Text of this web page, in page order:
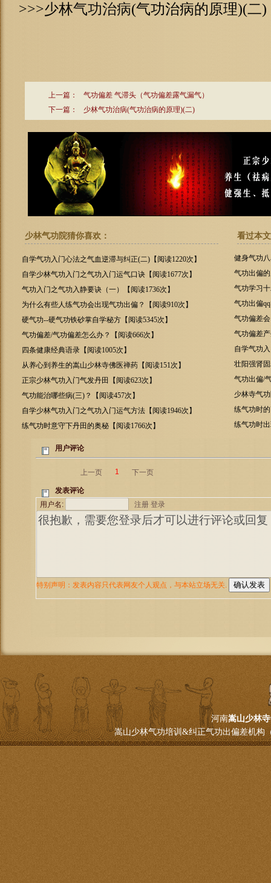
>>>少林气功治病(气功治病的原理)(二)
上一篇：
气功偏差 气滞头（气功偏差露气漏气）
下一篇：
少林气功治病(气功治病的原理)(二)
少林气功院猜你喜欢：
自学气功入门心法之气血逆滞与纠正(二)【阅读1220次】
自学少林气功入门之气功入门运气口诀【阅读1677次】
气功入门之气功入静要诀（一）【阅读1736次】
为什么有些人练气功会出现气功出偏？【阅读910次】
硬气功--硬气功铁砂掌自学秘方【阅读5345次】
气功偏差/气功偏差怎么办？【阅读666次】
四条健康经典语录【阅读1005次】
从养心到养生的嵩山少林寺佛医禅药【阅读151次】
正宗少林气功入门气发丹田【阅读623次】
气功能治哪些病(三)？【阅读457次】
自学少林气功入门之气功入门运气方法【阅读1946次】
练气功时意守下丹田的奥秘【阅读1766次】
看过本
健身气功
气功出偏
气功学习
气功出偏
气功偏差
气功偏差
自学气功
壮阳强肾
气功出偏/
少林寺气
练气功时
练气功时
河南嵩山少林寺
嵩山少林气功培训&纠正气功出偏差机构